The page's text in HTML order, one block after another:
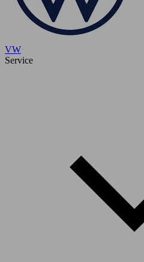
VW
Service